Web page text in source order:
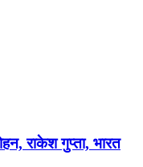
राकेश गुप्ता, भारत